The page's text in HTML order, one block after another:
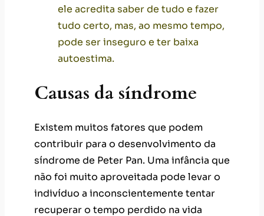
ele acredita saber de tudo e fazer
tudo certo, mas, ao mesmo tempo,
pode ser inseguro e ter baixa
autoestima.
Causas da síndrome
Existem muitos fatores que podem
contribuir para o desenvolvimento da
síndrome de Peter Pan. Uma infância que
não foi muito aproveitada pode levar o
indivíduo a inconscientemente tentar
recuperar o tempo perdido na vida